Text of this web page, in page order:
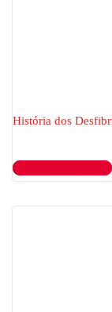
História dos
Ler artigo completo